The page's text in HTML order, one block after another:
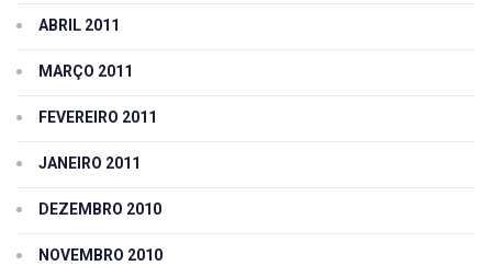
ABRIL 2011
MARÇO 2011
FEVEREIRO 2011
JANEIRO 2011
DEZEMBRO 2010
NOVEMBRO 2010